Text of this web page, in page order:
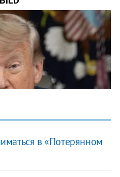
в «Потерянном